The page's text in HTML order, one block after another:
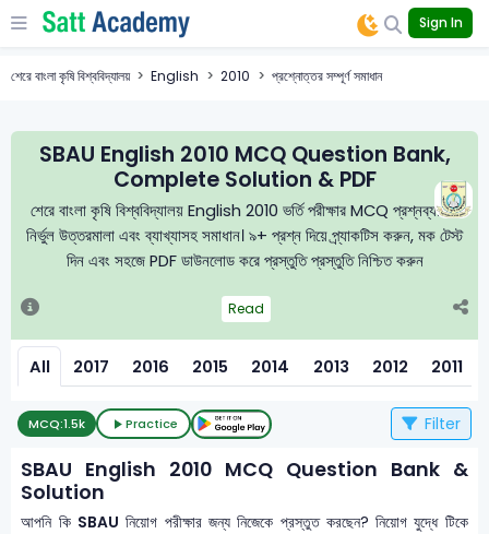
Sign In
শেরে বাংলা কৃষি বিশ্ববিদ্যালয় English 2010 প্রশ্নোত্তর সম্পূর্ণ সমাধান
SBAU English 2010 MCQ Question Bank,
Complete Solution & PDF
শেরে বাংলা কৃষি বিশ্ববিদ্যালয় English 2010 ভর্তি পরীক্ষার MCQ প্রশ্নব্যাংক,
নির্ভুল উত্তরমালা এবং ব্যাখ্যাসহ সমাধান। ৯+ প্রশ্ন দিয়ে প্র্যাকটিস করুন, মক টেস্ট
দিন এবং সহজে PDF ডাউনলোড করে প্রস্তুতি প্রস্তুতি নিশ্চিত করুন
Read
All 2017 2016 2015 2014 2013 2012 2011
MCQ:1.5k Practice Filter
SBAU English 2010 MCQ Question Bank &
Solution
আপনি কি SBAU নিয়োগ পরীক্ষার জন্য নিজেকে প্রস্তুত করছেন? নিয়োগ যুদ্ধে টিকে